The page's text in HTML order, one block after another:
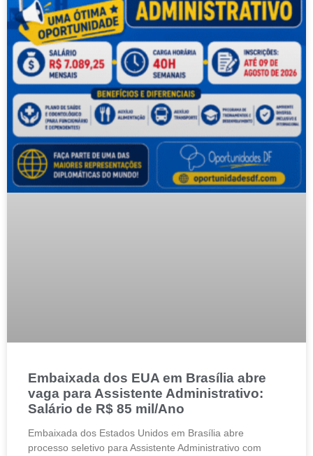
Embaixada dos EUA em Brasília abre
vaga para Assistente Administrativo:
Salário de R$ 85 mil/Ano
Embaixada dos Estados Unidos em Brasília abre
processo seletivo para Assistente Administrativo com